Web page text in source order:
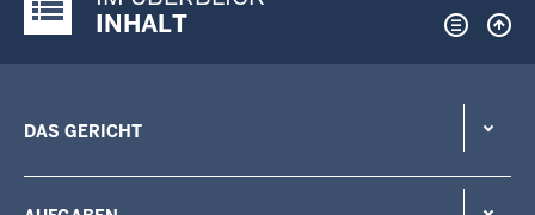
Justiz-Portal im Überblick:
INHALT
DAS GERICHT